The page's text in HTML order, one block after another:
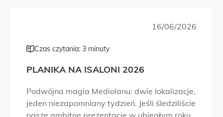
16/06/2026
Czas czytania: 3 minuty
PLANIKA NA ISALONI 2026
Podwójna magia Mediolanu: dwie lokalizacje,
jeden niezapomniany tydzień. Jeśli śledziliście